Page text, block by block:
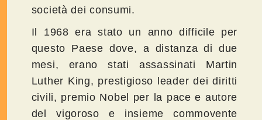
società dei consumi.
Il 1968 era stato un anno difficile per
questo Paese dove, a distanza di due
mesi, erano stati assassinati Martin
Luther King, prestigioso leader dei diritti
civili, premio Nobel per la pace e autore
del vigoroso e insieme commovente